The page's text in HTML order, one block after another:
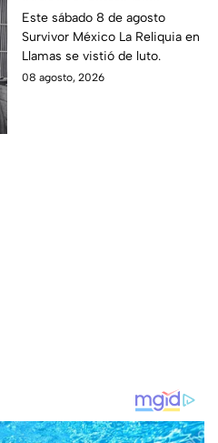
Survivor México La
Reliquia en Llamas
Este sábado 8 de agosto
Survivor México La Reliquia en
Llamas se vistió de luto.
08 agosto, 2026